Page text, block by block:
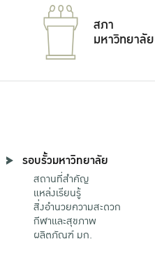
สภา
มหาวิทยาลัย
รอบรั้วมหาวิทยาลัย
สถานที่สำคัญ
แหล่งเรียนรู้
สิ่งอำนวยความสะดวก
กีฬาและสุขภาพ
ผลิตภัณฑ์ มก.